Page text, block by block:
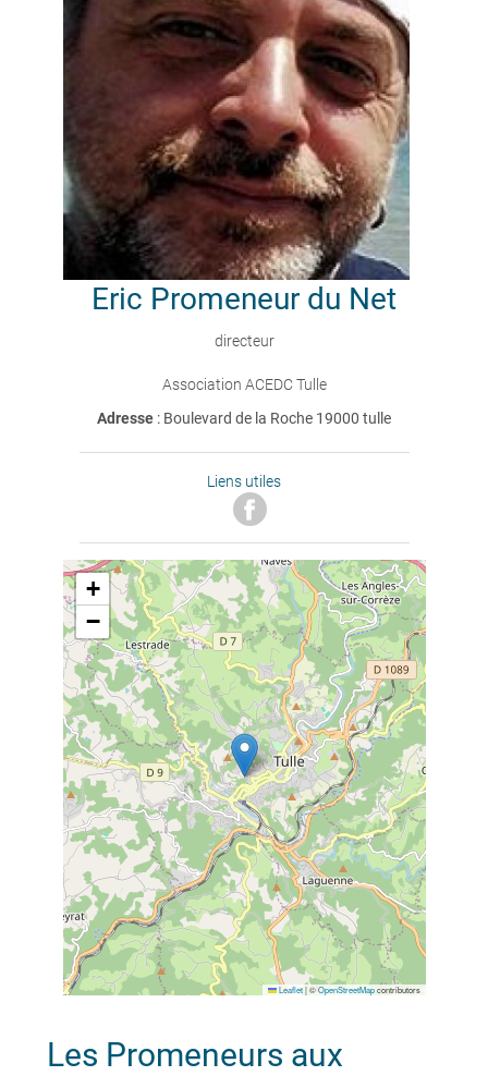
Eric Promeneur du Net
directeur
Association ACEDC Tulle
Adresse : Boulevard de la Roche 19000 tulle
Liens utiles
+
−
Leaflet |©OpenStreetMapcontributors
Les Promeneurs aux